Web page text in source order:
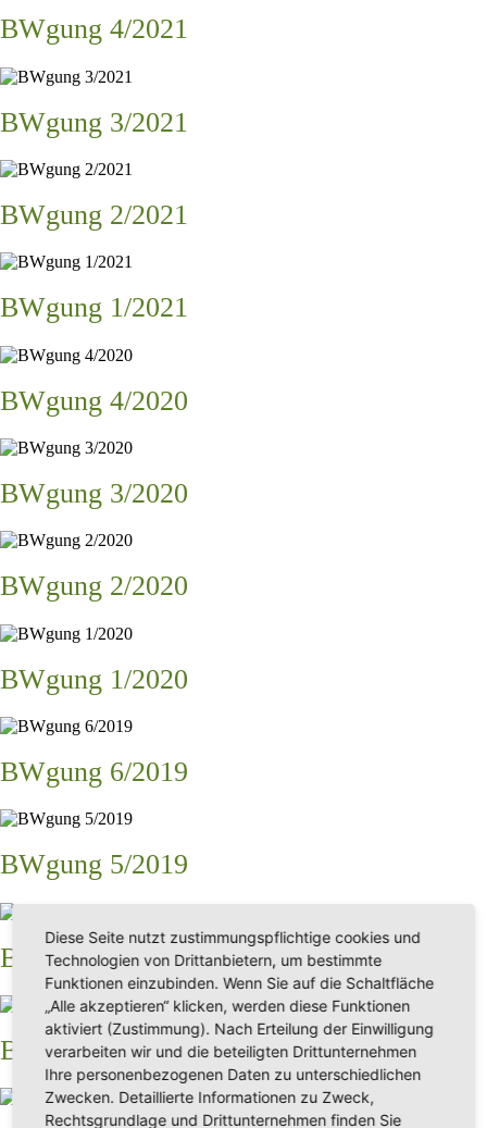
BWgung 4/2021
BWgung 3/2021
BWgung 2/2021
BWgung 1/2021
BWgung 4/2020
BWgung 3/2020
BWgung 2/2020
BWgung 1/2020
BWgung 6/2019
BWgung 5/2019
BWgung 4/2019
BWgung 3/2019
Diese Seite nutzt zustimmungspflichtige cookies und
Technologien von Drittanbietern, um bestimmte
Funktionen einzubinden. Wenn Sie auf die Schaltfläche
„Alle akzeptieren“ klicken, werden diese Funktionen
aktiviert (Zustimmung). Nach Erteilung der Einwilligung
verarbeiten wir und die beteiligten Drittunternehmen
Ihre personenbezogenen Daten zu unterschiedlichen
Zwecken. Detaillierte Informationen zu Zweck,
Rechtsgrundlage und Drittunternehmen finden Sie